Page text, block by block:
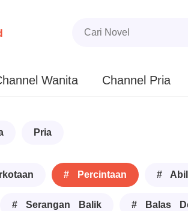
Wanita Channel Pria
Pria
# Percintaan #
# Serangan Balik # Balas